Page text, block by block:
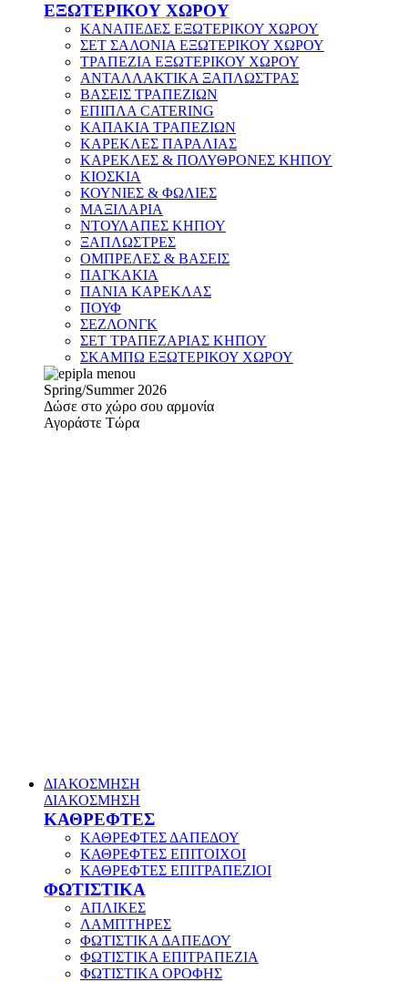
ΕΞΩΤΕΡΙΚΟΥ ΧΩΡΟΥ
ΚΑΝΑΠΕΔΕΣ ΕΞΩΤΕΡΙΚΟΥ ΧΩΡΟΥ
ΣΕΤ ΣΑΛΟΝΙΑ ΕΞΩΤΕΡΙΚΟΥ ΧΩΡΟΥ
ΤΡΑΠΕΖΙΑ ΕΞΩΤΕΡΙΚΟΥ ΧΩΡΟΥ
ΑΝΤΑΛΛΑΚΤΙΚΑ ΞΑΠΛΩΣΤΡΑΣ
ΒΑΣΕΙΣ ΤΡΑΠΕΖΙΩΝ
ΕΠΙΠΛΑ CATERING
ΚΑΠΑΚΙΑ ΤΡΑΠΕΖΙΩΝ
ΚΑΡΕΚΛΕΣ ΠΑΡΑΛΙΑΣ
ΚΑΡΕΚΛΕΣ & ΠΟΛΥΘΡΟΝΕΣ ΚΗΠΟΥ
ΚΙΟΣΚΙΑ
ΚΟΥΝΙΕΣ & ΦΩΛΙΕΣ
ΜΑΞΙΛΑΡΙΑ
ΝΤΟΥΛΑΠΕΣ ΚΗΠΟΥ
ΞΑΠΛΩΣΤΡΕΣ
ΟΜΠΡΕΛΕΣ & ΒΑΣΕΙΣ
ΠΑΓΚΑΚΙΑ
ΠΑΝΙΑ ΚΑΡΕΚΛΑΣ
ΠΟΥΦ
ΣΕΖΛΟΝΓΚ
ΣΕΤ ΤΡΑΠΕΖΑΡΙΑΣ ΚΗΠΟΥ
ΣΚΑΜΠΩ ΕΞΩΤΕΡΙΚΟΥ ΧΩΡΟΥ
Spring/Summer 2026
Δώσε στο χώρο σου αρμονία
Αγοράστε Τώρα
ΔΙΑΚΟΣΜΗΣΗ
ΔΙΑΚΟΣΜΗΣΗ
ΚΑΘΡΕΦΤΕΣ
ΚΑΘΡΕΦΤΕΣ ΔΑΠΕΔΟΥ
ΚΑΘΡΕΦΤΕΣ ΕΠΙΤΟΙΧΟΙ
ΚΑΘΡΕΦΤΕΣ ΕΠΙΤΡΑΠΕΖΙΟΙ
ΦΩΤΙΣΤΙΚΑ
ΑΠΛΙΚΕΣ
ΛΑΜΠΤΗΡΕΣ
ΦΩΤΙΣΤΙΚΑ ΔΑΠΕΔΟΥ
ΦΩΤΙΣΤΙΚΑ ΕΠΙΤΡΑΠΕΖΙΑ
ΦΩΤΙΣΤΙΚΑ ΟΡΟΦΗΣ